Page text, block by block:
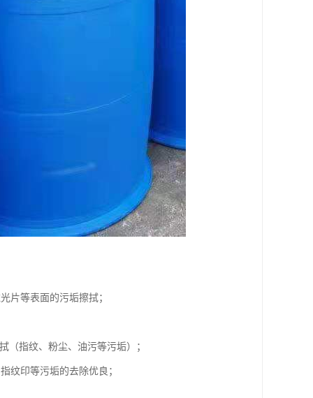
片等表面的污垢擦拭；
（指纹、粉尘、油污等污垢）；
纹印等污垢的去除优良；